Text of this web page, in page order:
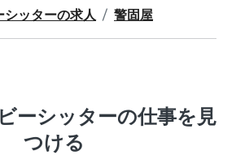
シッターの求人 警固屋
ーシッターの仕事を見
つける